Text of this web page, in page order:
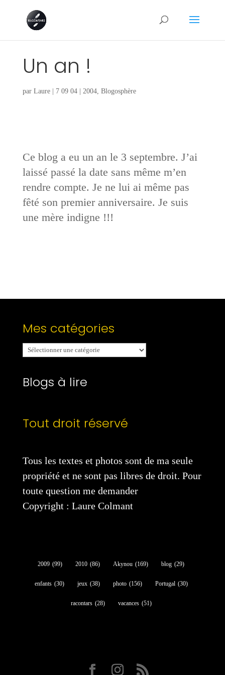
Un an !
par Laure| 7 09 04| 2004, Blogosphère
Ce blog a eu un an le 3 septembre. J’ai
laissé passé la date sans même m’en
rendre compte. Je ne lui ai même pas
fêté son premier anniversaire. Je suis
une mère indigne !!!
Mes catégories
Mes
catégories
Blogs à lire
Tout droit réservé
Tous les textes et photos sont de ma seule
propriété et ne sont pas libres de droit. Pour
toute question me demander
Copyright : Laure Colmant
2009 (99) 2010 (86) Akynou (169) blog (29)
enfants (30) jeux (38) photo (156) Portugal (30)
racontars (28) vacances (51)